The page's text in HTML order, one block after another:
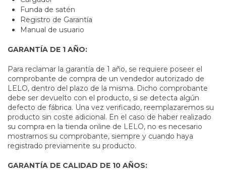
Funda de satén
Registro de Garantía
Manual de usuario
GARANTÍA DE 1 AÑO:
Para reclamar la garantía de 1 año, se requiere poseer el
comprobante de compra de un vendedor autorizado de
LELO, dentro del plazo de la misma. Dicho comprobante
debe ser devuelto con el producto, si se detecta algún
defecto de fábrica. Una vez verificado, reemplazaremos su
producto sin coste adicional. En el caso de haber realizado
su compra en la tienda online de LELO, no es necesario
mostrarnos su comprobante, siempre y cuando haya
registrado previamente su producto.
GARANTÍA DE CALIDAD DE 10 AÑOS: